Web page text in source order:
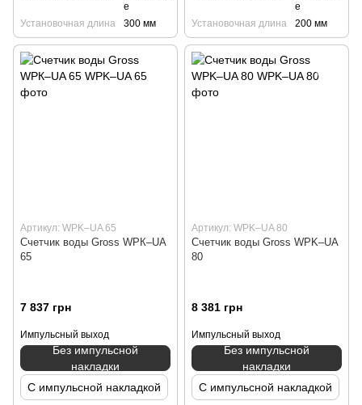
е
Установочная длина
300 мм
е
Установочная длина
200 мм
Артикул: WPK–UA 65
Счетчик воды Gross WPК–UA
65
7 837 грн
Импульсный выход
Без импульсной
накладки
С импульсной накладкой
Артикул: WPK–UA 80
Счетчик воды Gross WPK–UA
80
8 381 грн
Импульсный выход
Без импульсной
накладки
С импульсной накладкой